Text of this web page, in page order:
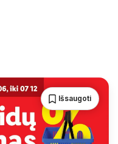
Išsaugoti